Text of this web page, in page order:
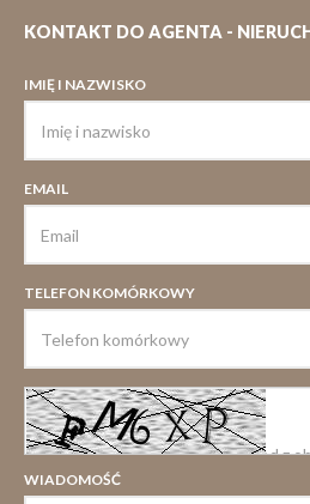
KONTAKT DO AGENTA -
IMIĘ I NAZWISKO
EMAIL
TELEFON KOMÓRKOWY
WIADOMOŚĆ